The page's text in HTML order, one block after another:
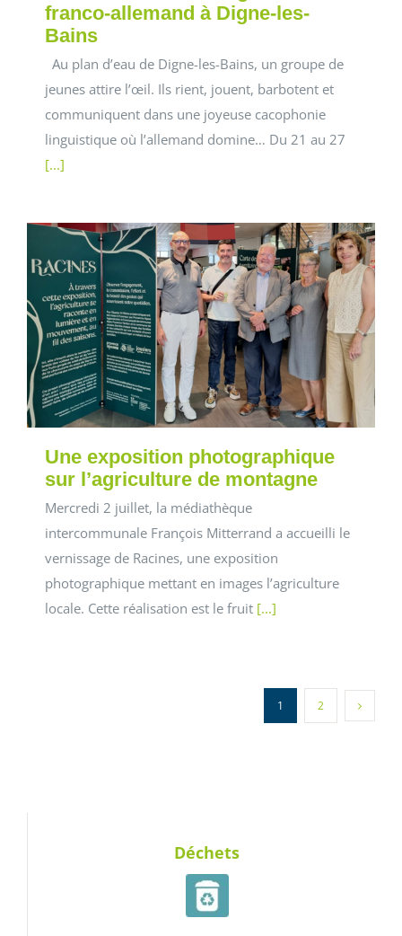
franco-allemand à Digne-les-
Bains
Au plan d’eau de Digne-les-Bains, un groupe de
jeunes attire l’œil. Ils rient, jouent, barbotent et
communiquent dans une joyeuse cacophonie
linguistique où l’allemand domine… Du 21 au 27
[...]
Une exposition photographique
sur l’agriculture de montagne
Mercredi 2 juillet, la médiathèque
intercommunale François Mitterrand a accueilli le
vernissage de Racines, une exposition
photographique mettant en images l’agriculture
locale. Cette réalisation est le fruit [...]
1 2
Déchets